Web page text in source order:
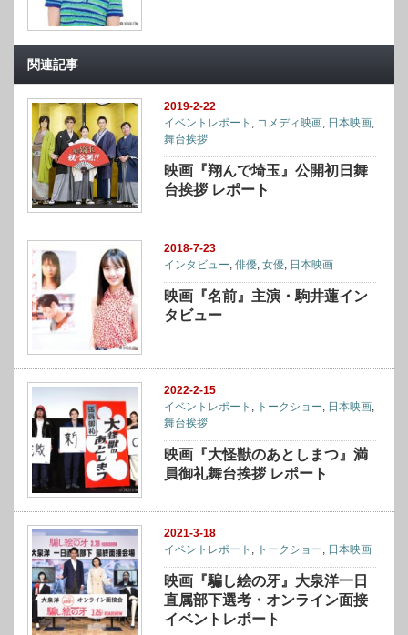
関連記事
2019-2-22
イベントレポート
コメディ映画 日本映画
舞台挨拶
映画『翔んで埼玉』公開初日舞
台挨拶 レポート
2018-7-23
インタビュー,俳優,女優, 日本映画
映画『名前』主演・駒井蓮イン
タビュー
2022-2-15
イベントレポート , トークショー, 日本映画,
舞台挨拶
映画『大怪獣のあとしまつ』満
員御礼舞台挨拶 レポート
2021-3-18
イベントレポート
トークショー 日本映画
映画『騙し絵の牙』大泉洋一日
直属部下選考・オンライン面接
イベントレポート